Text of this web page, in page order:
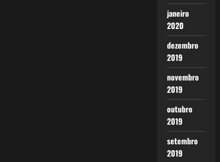
janeiro
2020
dezembro
2019
novembro
2019
outubro
2019
setembro
2019